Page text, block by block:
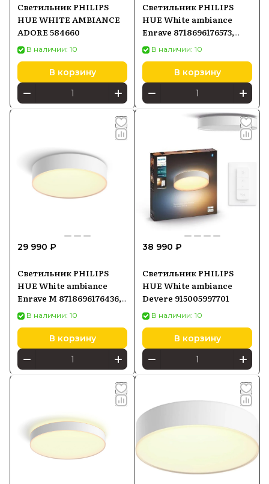
Светильник PHILIPS
HUE WHITE AMBIANCE
ADORE 584660
В наличии: 10
В корзину
Светильник PHILIPS
HUE White ambiance
Enrave 8718696176573,
белый
В наличии: 10
В корзину
29 990 ₽
Светильник PHILIPS
HUE White ambiance
Enrave M 8718696176436,
белый
В наличии: 10
В корзину
38 990 ₽
Светильник PHILIPS
HUE White ambiance
Devere 915005997701
В наличии: 10
В корзину